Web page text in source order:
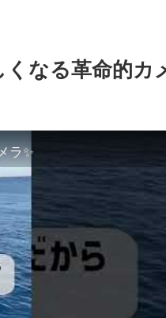
なる革命的カ
ラ✨